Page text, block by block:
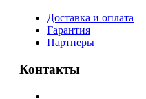
Доставка и оплата
Гарантия
Партнеры
Контакты